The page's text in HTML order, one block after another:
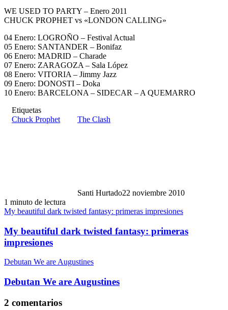
WE USED TO PARTY – Enero 2011
CHUCK PROPHET vs «LONDON CALLING»
04 Enero: LOGROÑO – Festival Actual
05 Enero: SANTANDER – Bonifaz
06 Enero: MADRID – Charade
07 Enero: ZARAGOZA – Sala López
08 Enero: VITORIA – Jimmy Jazz
09 Enero: DONOSTI – Doka
10 Enero: BARCELONA – SIDECAR – A QUEMARRO
Etiquetas
Chuck Prophet
The Clash
Santi Hurtado22 noviembre 2010
1 minuto de lectura
My beautiful dark twisted fantasy: primeras impresiones
My beautiful dark twisted fantasy: primeras
impresiones
Debutan We are Augustines
Debutan We are Augustines
2 comentarios